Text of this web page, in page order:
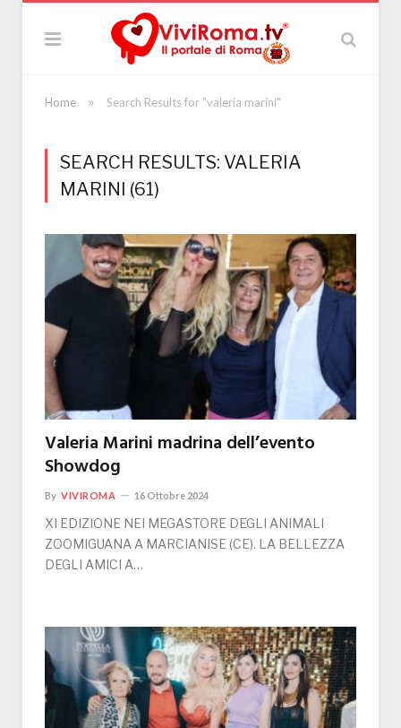
Home » Search Results for "valeria marini"
SEARCH RESULTS: VALERIA
MARINI (61)
Valeria Marini madrina dell’evento
Showdog
By VIVIROMA 16 Ottobre 2024
XI EDIZIONE NEI MEGASTORE DEGLI ANIMALI
ZOOMIGUANA A MARCIANISE (CE). LA BELLEZZA
DEGLI AMICI A…